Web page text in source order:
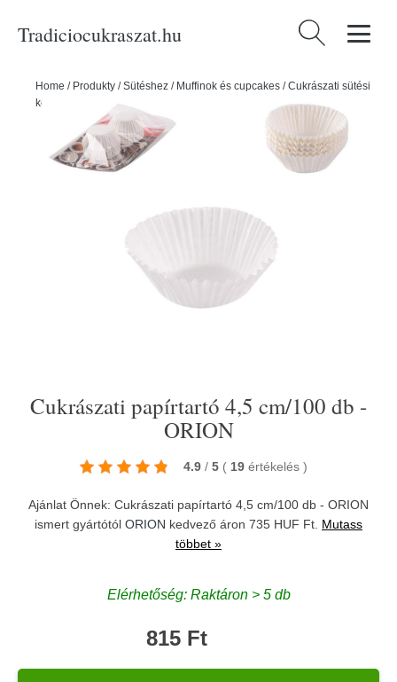
Tradiciocukraszat.hu Keresés:
Home / Produkty /Sütéshez / Muffinok és cupcakes /Cukrászati sütési
kosarak
Cukrászati papírtartó 4,5 cm/100 db - ORION
Cukrászati papírtartó 4,5 cm/100 db -
ORION
4.9 / 5 ( 19 értékelés )
Ajánlat Önnek: Cukrászati papírtartó 4,5 cm/100 db - ORION
ismert gyártótól ORION kedvező áron 735 HUF Ft. Mutass
többet »
Elérhetőség: Raktáron > 5 db
815 Ft